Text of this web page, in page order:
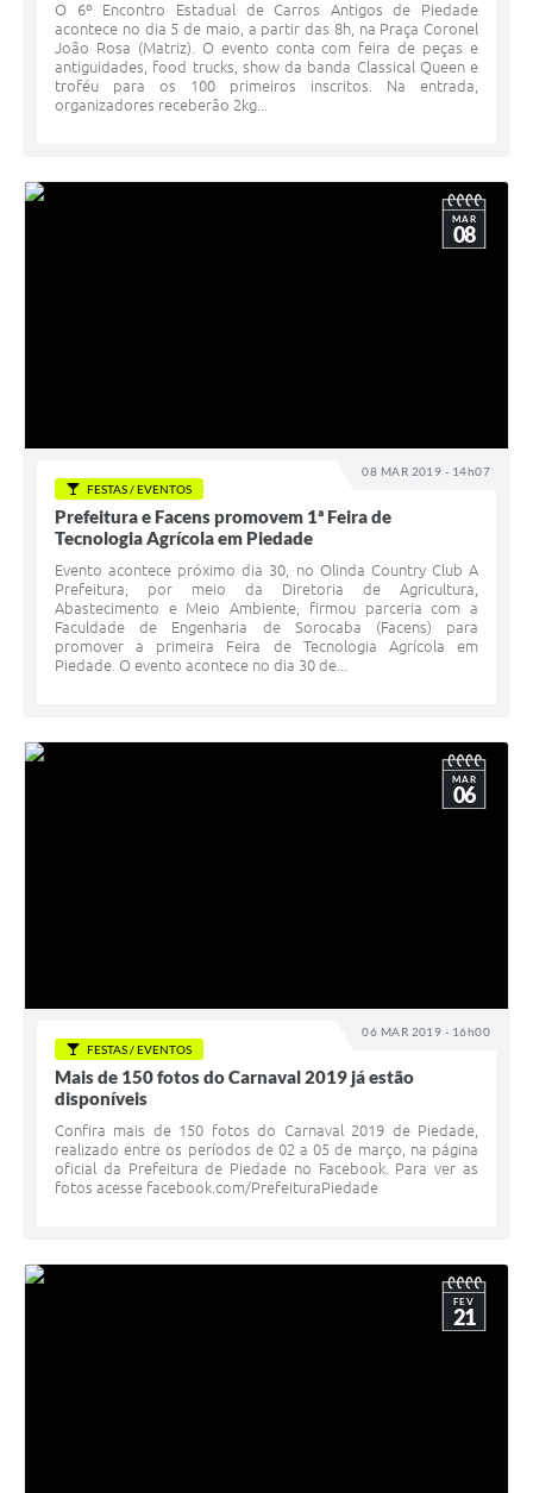
O 6º Encontro Estadual de Carros Antigos de Piedade
acontece no dia 5 de maio, a partir das 8h, na Praça Coronel
João Rosa (Matriz). O evento conta com feira de peças e
antiguidades, food trucks, show da banda Classical Queen e
troféu para os 100 primeiros inscritos. Na entrada,
organizadores receberão 2kg...
08 MAR 2019 - 14h07
MAR
08
FESTAS / EVENTOS
Prefeitura e Facens promovem 1ª Feira de
Tecnologia Agrícola em Piedade
Evento acontece próximo dia 30, no Olinda Country Club A
Prefeitura, por meio da Diretoria de Agricultura,
Abastecimento e Meio Ambiente, firmou parceria com a
Faculdade de Engenharia de Sorocaba (Facens) para
promover a primeira Feira de Tecnologia Agrícola em
Piedade. O evento acontece no dia 30 de...
06 MAR 2019 - 16h00
MAR
06
FESTAS / EVENTOS
Mais de 150 fotos do Carnaval 2019 já estão
disponíveis
Confira mais de 150 fotos do Carnaval 2019 de Piedade,
realizado entre os períodos de 02 a 05 de março, na página
oficial da Prefeitura de Piedade no Facebook. Para ver as
fotos acesse facebook.com/PrefeituraPiedade
FEV
21